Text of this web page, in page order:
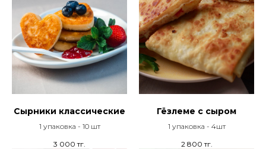
Сырники классические
1 упаковка - 10 шт
3 000 тг.
Гёзлеме с сыром
1 упаковка - 4шт
2 800 тг.